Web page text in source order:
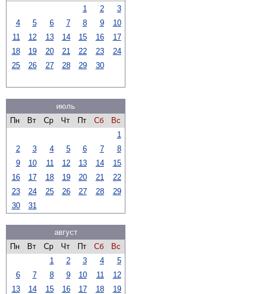
1
2
3
4
5 6 7 8 9
10
11
12 13 14 15 16
17
18
19 20 21 22 23
24
25
26 27 28 29 30
июль
Пн
Вт Ср Чт Пт Сб
Вс
1
2
3 4 5 6 7
8
9
10 11 12 13 14
15
16
17 18 19 20 21
22
23
24 25 26 27 28
29
30
31
август
Пн
Вт Ср Чт Пт Сб
Вс
1
2 3 4
5
6
7 8 9 10 11
12
13
14 15 16 17 18
19